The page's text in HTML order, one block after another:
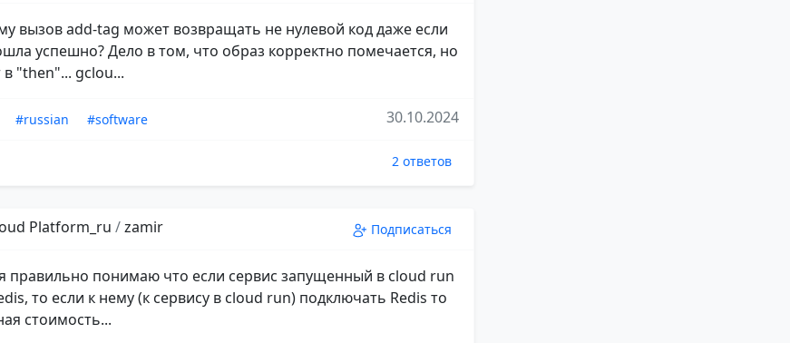
вызов add-tag может возвращать не нулевой код даже если
успешно? Дело в том, что образ корректно помечается, но
в "then"... gclou...
#russian #software 30.10.2024
2 ответов
Platform_ru /zamir Подписаться
правильно понимаю что если сервис запущенный в cloud run
то если к нему (к сервису в cloud run) подключать Redis то
стоимость...